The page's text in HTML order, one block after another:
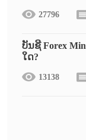
27796
ບັນຊີ Forex
ໃດ?
13138